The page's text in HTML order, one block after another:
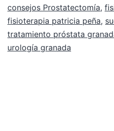
consejos Prostatectomía,
fisioterapia patricia peña,
tratamiento próstata
urología granada